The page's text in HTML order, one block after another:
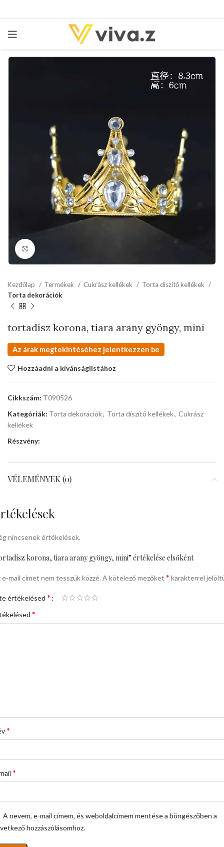
Kezdőlap Termékek Cukrász kellékek
Torta díszítő kellékek
Torta dekorációk
tortadísz korona, tiara arany gyöngy, mini
Az árak megtekintéséhez jelentkezzen be
Hozzáadni a kívánságlistához
Cikkszám: T090526
Kategóriák: Torta dekorációk, Torta díszítő kellékek, Cukrász
kellékek
Részvény:
VÉLEMÉNYEK (0)
nincsenek értékelések.
korona, tiara arany gyöngy, mini” értékelése elsőként
e-mail címet nem tesszük közzé. A kötelező mezőket * karakterrel
értékelésed *
*
*
*
A nevem, e-mail címem, és weboldalcímem mentése a böngészőben a
hozzászólásomhoz.